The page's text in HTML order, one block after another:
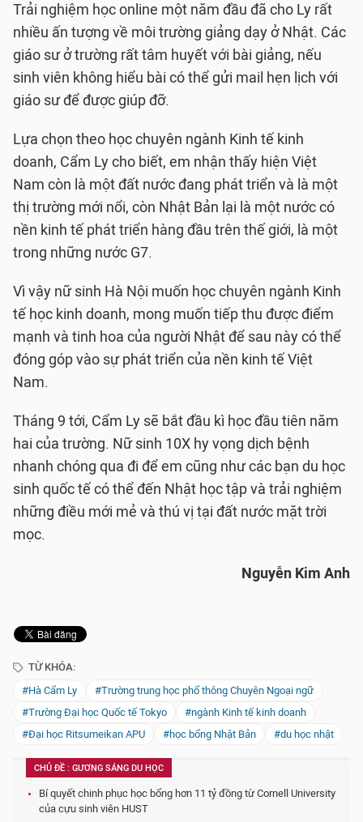
Trải nghiệm học online một năm đầu đã cho Ly rất
nhiều ấn tượng về môi trường giảng dạy ở Nhật. Các
giáo sư ở trường rất tâm huyết với bài giảng, nếu
sinh viên không hiểu bài có thể gửi mail hẹn lịch với
giáo sư để được giúp đỡ.
Lựa chọn theo học chuyên ngành Kinh tế kinh
doanh, Cẩm Ly cho biết, em nhận thấy hiện Việt
Nam còn là một đất nước đang phát triển và là một
thị trường mới nổi, còn Nhật Bản lại là một nước có
nền kinh tế phát triển hàng đầu trên thế giới, là một
trong những nước G7.
Vì vậy nữ sinh Hà Nội muốn học chuyên ngành Kinh
tế học kinh doanh, mong muốn tiếp thu được điểm
mạnh và tinh hoa của người Nhật để sau này có thể
đóng góp vào sự phát triển của nền kinh tế Việt
Nam.
Tháng 9 tới, Cẩm Ly sẽ bắt đầu kì học đầu tiên năm
hai của trường. Nữ sinh 10X hy vọng dịch bệnh
nhanh chóng qua đi để em cũng như các bạn du học
sinh quốc tế có thể đến Nhật học tập và trải nghiệm
những điều mới mẻ và thú vị tại đất nước mặt trời
mọc.
Nguyễn Kim Anh
TỪ KHÓA:
#Hà Cẩm Ly
#Trường trung học phổ thông Chuyên Ngoại ngữ
#Trường Đại học Quốc tế Tokyo
#ngành Kinh tế kinh doanh
#Đại học Ritsumeikan APU
#học bổng Nhật Bản #du học nhật
CHỦ ĐỀ : GƯƠNG SÁNG DU HỌC
Bí quyết chinh phục học bổng hơn 11 tỷ đồng từ Cornell University
của cựu sinh viên HUST